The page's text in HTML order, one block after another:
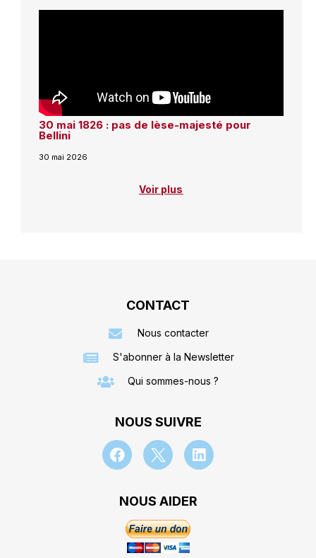
30 mai 1826 : pas de lèse-majesté pour
Bellini
30 mai 2026
Voir plus
CONTACT
Nous contacter
S'abonner à la Newsletter
Qui sommes-nous ?
NOUS SUIVRE
NOUS AIDER